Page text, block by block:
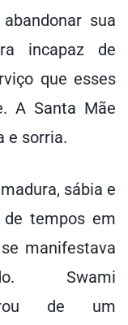
sua
incapaz de
que esses
A Santa Mãe
e sorria.
sábia e
tempos em
manifestava
Swami
de um